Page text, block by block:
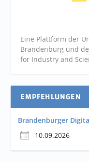
Eine Plattform der
Brandenburg und
for Industry and
EMPFEHLUNGEN
Brandenburger
10.09.2026